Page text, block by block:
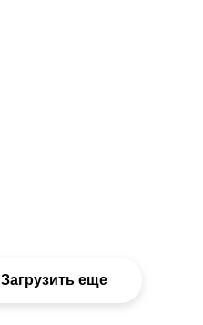
Загрузить еще